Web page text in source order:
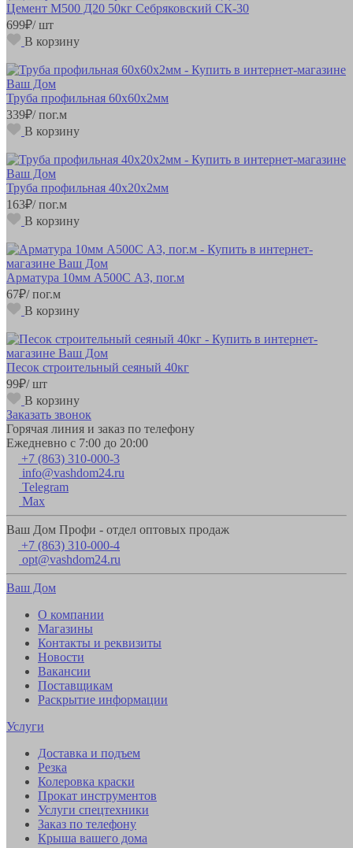
Цемент М500 Д20 50кг Себряковский СК-30
699₽/ шт
В корзину
Труба профильная 60х60х2мм
339₽/ пог.м
В корзину
Труба профильная 40х20х2мм
163₽/ пог.м
В корзину
Арматура 10мм А500С А3, пог.м
67₽/ пог.м
В корзину
Песок строительный сеяный 40кг
99₽/ шт
В корзину
Заказать звонок
Горячая линия и заказ по телефону
Ежедневно с 7:00 до 20:00
+7 (863) 310-000-3
info@vashdom24.ru
Telegram
Max
Ваш Дом Профи - отдел оптовых продаж
+7 (863) 310-000-4
opt@vashdom24.ru
Ваш Дом
О компании
Магазины
Контакты и реквизиты
Новости
Вакансии
Поставщикам
Раскрытие информации
Услуги
Доставка и подъем
Резка
Колеровка краски
Прокат инструментов
Услуги спецтехники
Заказ по телефону
Крыша вашего дома